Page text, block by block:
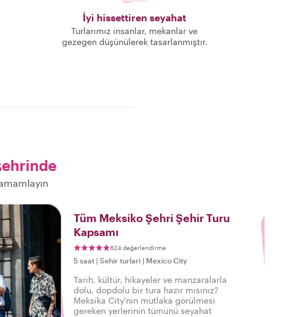
İyi hissettiren seyahat
Turlarımız insanlar, mekanlar ve
gezegen düşünülerek tasarlanmıştır.
Tüm Meksiko Şehri Şehir Turu
Kapsamı
624 değerlendirme
5 saat | Sehir turlari | Mexico City
Tarih, kültür, hikayeler ve manzaralarla
dolu, dopdolu bir tura hazır mısınız?
Meksika City'nin mutlaka görülmesi
gereken yerlerinin tümünü seyahat